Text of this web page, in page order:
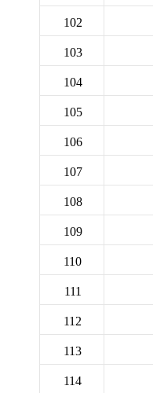
102
103
104
105
106
107
108
109
110
111
112
113
114